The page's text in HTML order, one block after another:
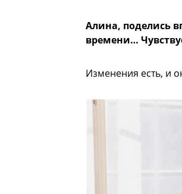
Алина, поделись
времени…
Изменения есть, и